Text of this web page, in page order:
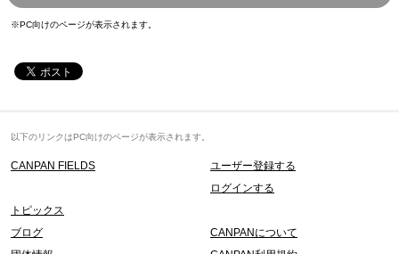
※PC向けのページが表示されます。
以下のリンクはPC向けのページが表示されます。
CANPAN FIELDS
ユーザー登録する
ログインする
トピックス
ブログ
CANPANについて